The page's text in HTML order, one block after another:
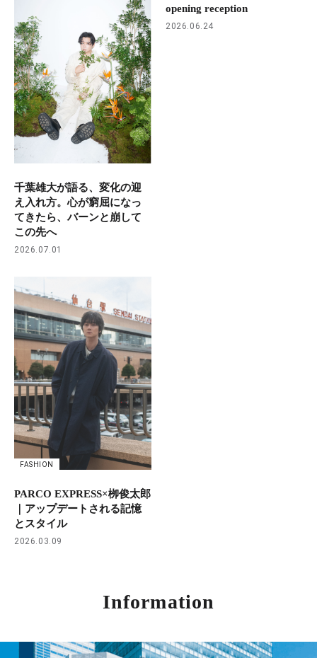
千葉雄大が語る、変化の迎
え入れ方。心が窮屈になっ
てきたら、バーンと崩して
この先へ
2026.07.01
opening reception
2026.06.24
FASHION
PARCO EXPRESS×栁俊太郎
｜アップデートされる記憶
とスタイル
2026.03.09
Information